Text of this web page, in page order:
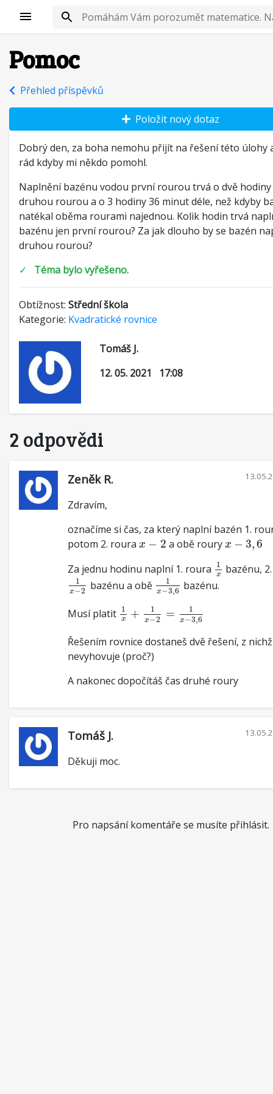
Pomoc
Přehled příspěvků
Dobrý den, za boha nemohu přijít na řešení této úlohy
rád kdyby mi někdo pomohl.
Naplnění bazénu vodou první rourou trvá o dvě hodiny
druhou rourou a o 3 hodiny 36 minut déle, než kdyby
natékal oběma rourami najednou. Kolik hodin trvá
bazénu jen první rourou? Za jak dlouho by se bazén
druhou rourou?
✓ Téma bylo vyřešeno.
Obtížnost: Střední škola
Kategorie: Kvadratické rovnice
Tomáš J.
12. 05. 2021 17:08
2 odpovědi
Zeněk R.
Zdravím,
označíme si čas, za který naplní bazén 1.
potom 2. roura x − 2
x a obě roury x − 3, 6
x− ,6
Za jednu hodinu naplní 1. roura 1
x
1 xbazénu,
1
x−2
1x−2bazénu a obě 1
x−3,6
1x− 3,6
bazénu.
Musí platit 1
x + 1
x−2 = 1
x−3,6
1 − −3
Řešením rovnice dostaneš dvě řešení, z
nevyhovuje (proč?)
A nakonec dopočítáš čas druhé roury
Tomáš J.
Děkuji moc.
Pro napsání komentáře se musíte přihlásit.
Položit nový dotaz